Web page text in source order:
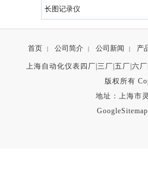
长图记录仪
首页 | 公司简介 | 公司新闻 | 产
上海自动化仪表四厂|三厂|五厂|六
版权所有
地址：上海市
GoogleSitemap